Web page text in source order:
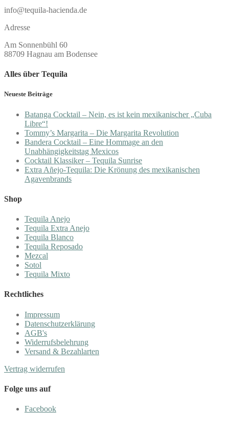
info@tequila-hacienda.de
Adresse
Am Sonnenbühl 60
88709 Hagnau am Bodensee
Alles über Tequila
Neueste Beiträge
Batanga Cocktail – Nein, es ist kein mexikanischer „Cuba
Libre“!
Tommy’s Margarita – Die Margarita Revolution
Bandera Cocktail – Eine Hommage an den
Unabhängigkeitstag Mexicos
Cocktail Klassiker – Tequila Sunrise
Extra Añejo-Tequila: Die Krönung des mexikanischen
Agavenbrands
Shop
Tequila Anejo
Tequila Extra Anejo
Tequila Blanco
Tequila Reposado
Mezcal
Sotol
Tequila Mixto
Rechtliches
Impressum
Datenschutzerklärung
AGB's
Widerrufsbelehrung
Versand & Bezahlarten
Vertrag widerrufen
Folge uns auf
Facebook